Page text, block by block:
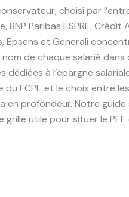
choisi par
Paribas ESPRE, Crédit
Epsens et Generali
de chaque salarié dans
dédiées à l’épargne
du FCPE et le choix entre les
en profondeur. Notre guide
grille utile pour situer le PEE